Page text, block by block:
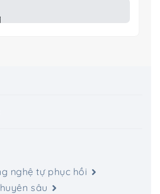
nghệ tự phục hồi
sâu